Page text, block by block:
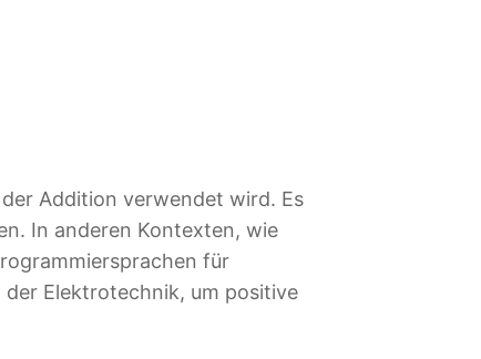
Addition verwendet wird. Es
In anderen Kontexten, wie
für
Elektrotechnik, um positive